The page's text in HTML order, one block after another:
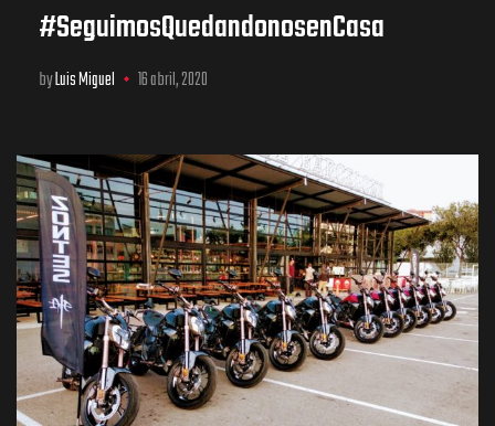
#SeguimosQuedandonosenCasa
byLuis Miguel 16 abril, 2020